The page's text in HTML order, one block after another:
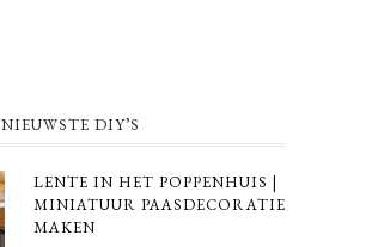
NIEUWSTE DIY’S
LENTE IN HET POPPENHUIS |
MINIATUUR PAASDECORATIE
MAKEN